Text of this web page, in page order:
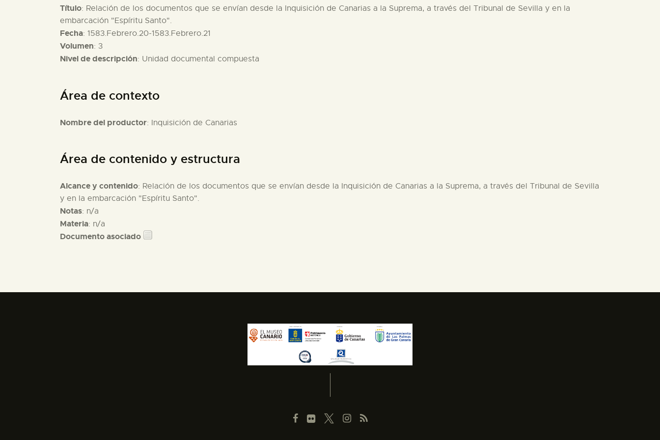
Título: Relación de los documentos que se envían desde la Inquisición de Canarias a la Suprema, a través del Tribunal de Sevilla y en la
embarcación "Espíritu Santo".
Fecha: 1583.Febrero.20-1583.Febrero.21
Volumen: 3
Nivel de descripción: Unidad documental compuesta
Área de contexto
Nombre del productor: Inquisición de Canarias
Área de contenido y estructura
Alcance y contenido: Relación de los documentos que se envían desde la Inquisición de Canarias a la Suprema, a través del Tribunal de Sevilla
y en la embarcación "Espíritu Santo".
Notas: n/a
Materia: n/a
Documento asociado